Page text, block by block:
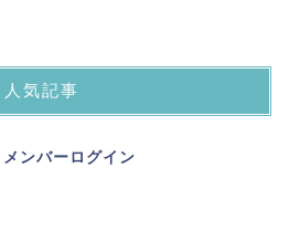
人気記事
メンバーログイン